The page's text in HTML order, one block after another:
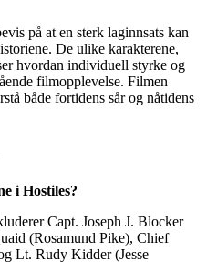
på at en sterk laginnsats kan
De ulike karakterene,
hvordan individuell styrke og
filmopplevelse. Filmen
både fortidens sår og nåtidens
i Hostiles?
Capt. Joseph J. Blocker
(Rosamund Pike), Chief
Lt. Rudy Kidder (Jesse